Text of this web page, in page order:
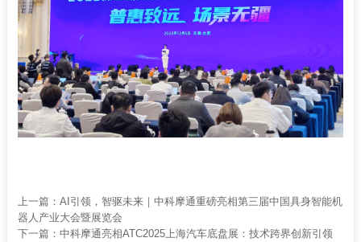
上一篇：AI引领，智驱未来｜中科摩通重磅亮相第三届中国具身智能机
器人产业大会暨展览会
下一篇：中科摩通亮相ATC2025上海汽车底盘展：技术跨界创新引领